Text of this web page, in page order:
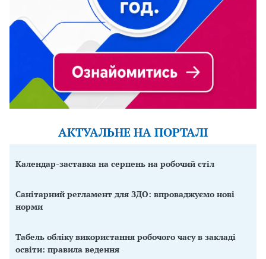
АКТУАЛЬНЕ НА ПОРТАЛІ
Календар-заставка на серпень на робочий стіл
Санітарний регламент для ЗДО: впроваджуємо нові
норми
Табель обліку використання робочого часу в закладі
освіти: правила ведення